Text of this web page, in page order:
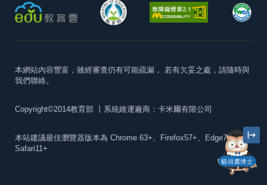
貓頭鷹博士
本網站內容豐富，雖經審查仍有可能疏漏， 若有欠妥之處，請隨時與
我們聯絡。
Copyright©2014教育部 丨系統維運廠商：卡米爾有限公司
本站建議最佳瀏覽器版本為 Chrome 63+、Firefox57+、Edge79+及
Safari11+